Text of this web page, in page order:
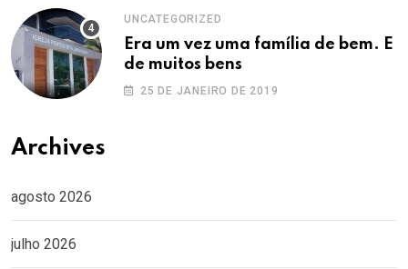
UNCATEGORIZED
Era um vez uma família de bem. E
de muitos bens
25 DE JANEIRO DE 2019
Archives
agosto 2026
julho 2026